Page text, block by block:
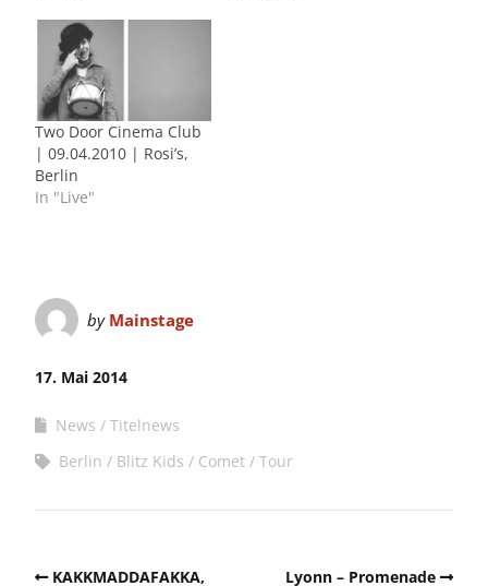
Two Door Cinema Club
| 09.04.2010 | Rosi’s,
Berlin
In "Live"
by Mainstage
17. Mai 2014
News
Titelnews
Berlin
Blitz Kids Comet Tour
KAKKMADDAFAKKA, Lyonn – Promenade